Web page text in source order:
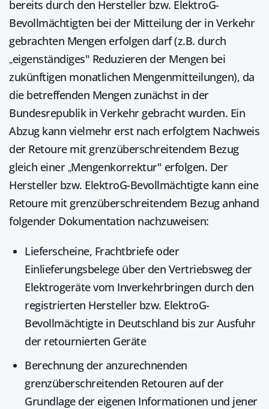
bereits durch den Hersteller bzw. ElektroG-
Bevollmächtigten bei der Mitteilung der in Verkehr
gebrachten Mengen erfolgen darf (z.B. durch
„eigenständiges" Reduzieren der Mengen bei
zukünftigen monatlichen Mengenmitteilungen), da
die betreffenden Mengen zunächst in der
Bundesrepublik in Verkehr gebracht wurden. Ein
Abzug kann vielmehr erst nach erfolgtem Nachweis
der Retoure mit grenzüberschreitendem Bezug
gleich einer „Mengenkorrektur" erfolgen. Der
Hersteller bzw. ElektroG-Bevollmächtigte kann eine
Retoure mit grenzüberschreitendem Bezug anhand
folgender Dokumentation nachzuweisen:
Lieferscheine, Frachtbriefe oder
Einlieferungsbelege über den Vertriebsweg der
Elektrogeräte vom Inverkehrbringen durch den
registrierten Hersteller bzw. ElektroG-
Bevollmächtigte in Deutschland bis zur Ausfuhr
der retournierten Geräte
Berechnung der anzurechnenden
grenzüberschreitenden Retouren auf der
Grundlage der eigenen Informationen und jener